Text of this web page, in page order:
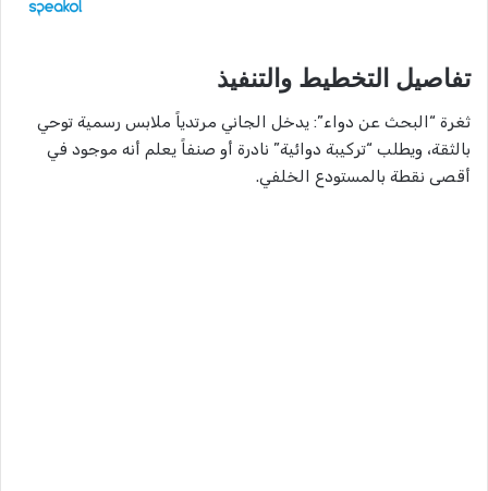
​تفاصيل التخطيط والتنفيذ
​ثغرة “البحث عن دواء”: يدخل الجاني مرتدياً ملابس رسمية توحي
بالثقة، ويطلب “تركيبة دوائية” نادرة أو صنفاً يعلم أنه موجود في
أقصى نقطة بالمستودع الخلفي.